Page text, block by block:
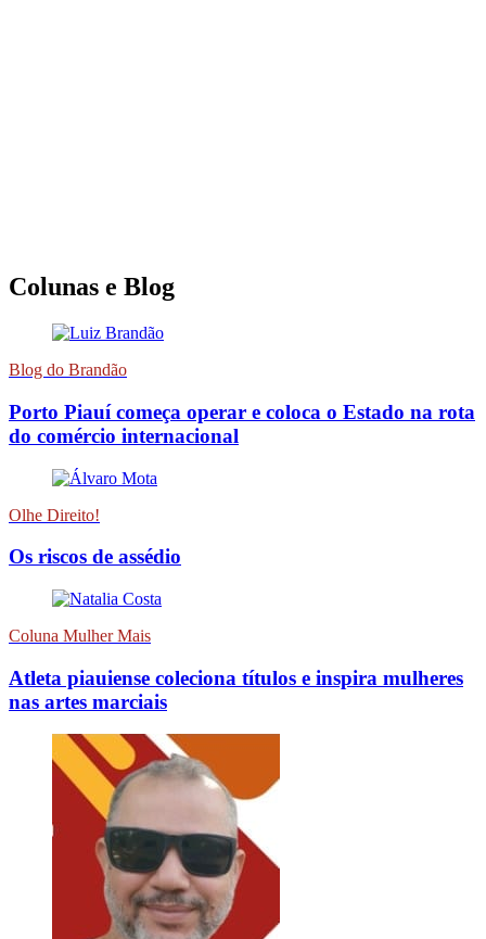
Colunas e Blog
Blog do Brandão
Porto Piauí começa operar e coloca o Estado na rota
do comércio internacional
Olhe Direito!
Os riscos de assédio
Coluna Mulher Mais
Atleta piauiense coleciona títulos e inspira mulheres
nas artes marciais